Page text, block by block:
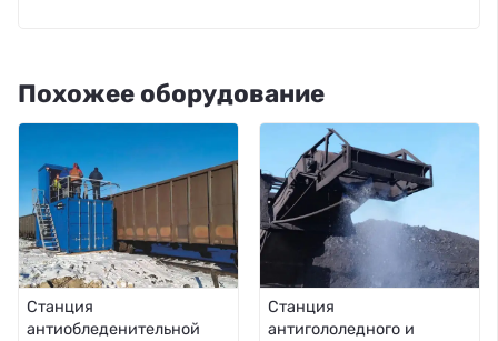
Похожее оборудование
Станция
антиобледенительной
Станция
антигололедного и